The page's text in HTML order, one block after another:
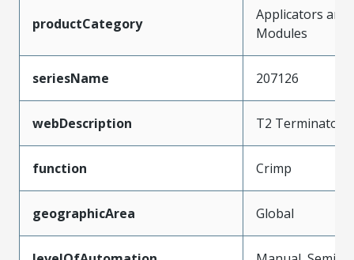
productCategory
Applicators and
Modules
seriesName 207126
webDescription T2 Terminator
function Crimp
geographicArea Global